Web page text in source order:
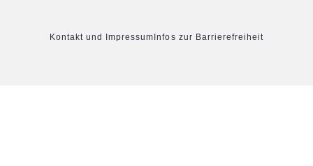
Kontakt und Impressum Infos zur Barrierefreiheit